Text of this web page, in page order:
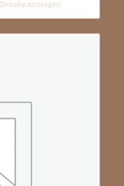
Details anzeigen